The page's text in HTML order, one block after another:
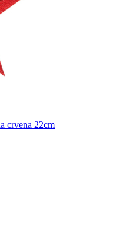
crvena 22cm